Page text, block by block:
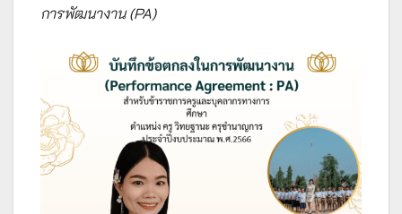
การพัฒนางาน (PA)